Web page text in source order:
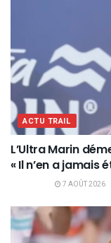
ACTU TRAIL
L’Ultra Marin
« Il n’en a jamais
7 AOÛT 2026